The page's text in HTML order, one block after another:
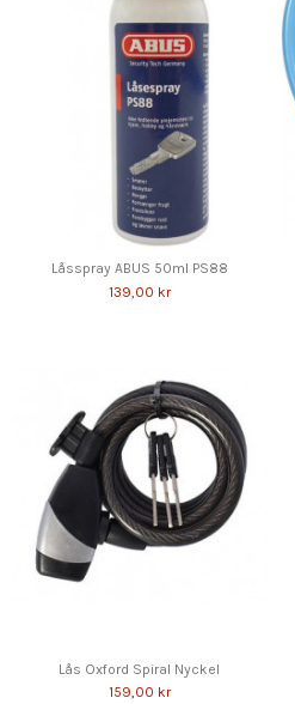
Låsspray ABUS 50ml PS88
139,00 kr
Lås Oxford Spiral Nyckel
159,00 kr